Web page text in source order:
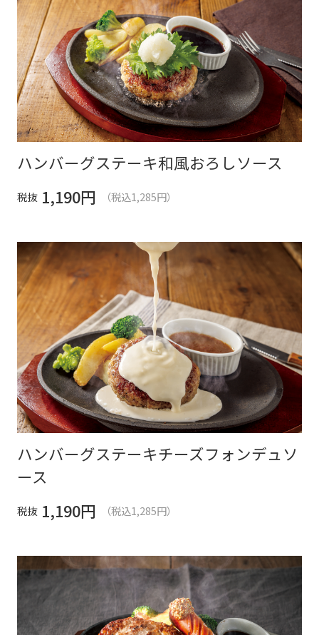
ハンバーグステーキ和風おろしソース
税抜 1,190円 （税込1,285円）
ハンバーグステーキチーズフォンデュソ
ース
税抜 1,190円 （税込1,285円）